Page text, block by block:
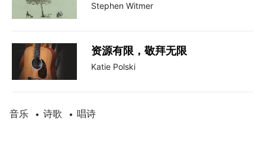
Stephen Witmer
资源有限，敬拜无限
Katie Polski
音乐 • 诗歌 • 唱诗